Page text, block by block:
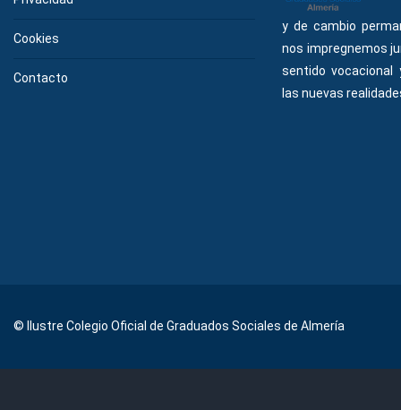
Cookies
Contacto
y de cambio
nos impregnemos
sentido
las nuevas
© Ilustre Colegio Oficial de Graduados Sociales de Almería